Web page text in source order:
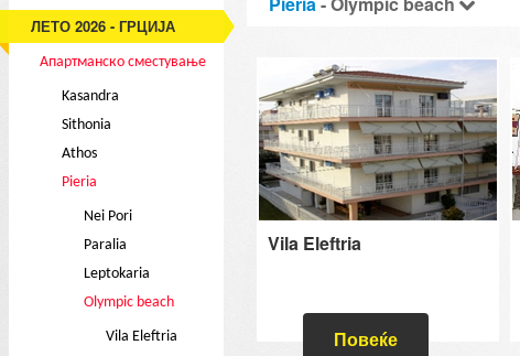
ЛЕТО 2026 - ГРЦИЈА
Апартманско сместување
Kasandra
Sithonia
Athos
Pieria
Nei Pori
Paralia
Leptokaria
Olympic beach
Vila Eleftria
Vila Eleftria
Повеќе